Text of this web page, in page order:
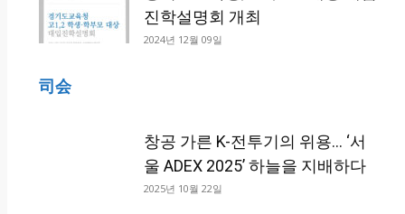
진학설명회 개최
2024년 12월 09일
司会
창공 가른 K-전투기의 위용… ‘서
울 ADEX 2025’ 하늘을 지배하다
2025년 10월 22일